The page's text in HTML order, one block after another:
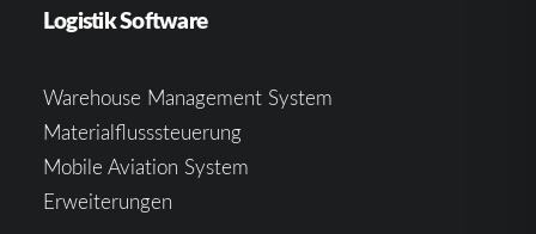
Logistik Software
Warehouse Management System
Materialflusssteuerung
Mobile Aviation System
Erweiterungen